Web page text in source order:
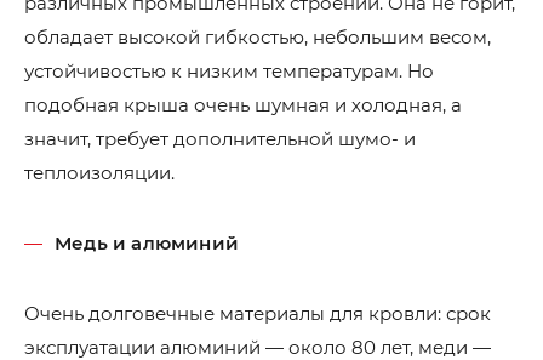
обладает высокой гибкостью, небольшим весом,
устойчивостью к низким температурам. Но
подобная крыша очень шумная и холодная, а
значит, требует дополнительной шумо- и
теплоизоляции.
Медь и алюминий
Очень долговечные материалы для кровли: срок
эксплуатации алюминий — около 80 лет, меди —